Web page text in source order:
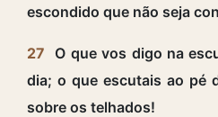
escondido que não seja
27
O que vos digo na
dia; o que escutais ao pé
sobre os telhados!